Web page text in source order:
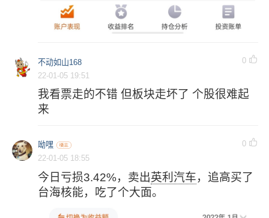
不动如山168
22-01-05 19:51
0
我看票走的不错 但板块走坏了 个股很难起
来
呦嘿
22-01-05 18:55
0
今日亏损3.42%，卖出英利汽车，追高买了
台海核能，吃了个大面。